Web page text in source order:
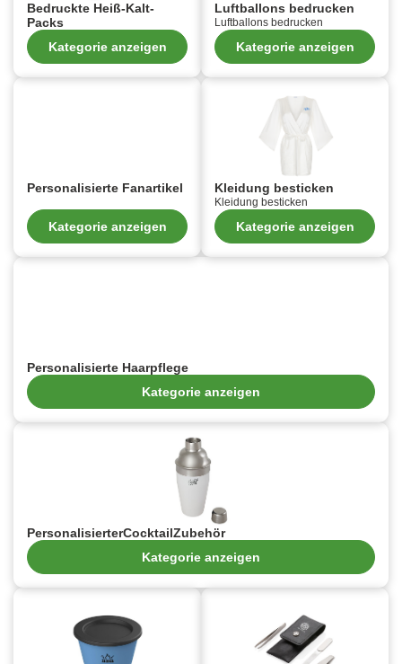
Bedruckte Heiß-Kalt-
Packs
Kategorie anzeigen
Luftballons bedrucken
Luftballons bedrucken
Kategorie anzeigen
Personalisierte Fanartikel
Kategorie anzeigen
Kleidung besticken
Kleidung besticken
Kategorie anzeigen
Personalisierte Haarpflege
Kategorie anzeigen
PersonalisierterCocktailZubehör
Kategorie anzeigen